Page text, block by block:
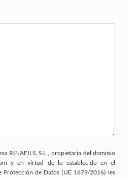
RINAFILS, S.L., propietaria del dominio
y en virtud de lo establecido en el
Protección de Datos (UE 1679/2016) les